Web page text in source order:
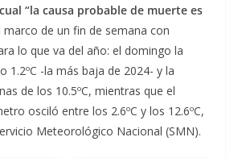
“la causa probable de muerte es
marco de un fin de semana con
lo que va del año: el domingo la
1.2ºC -la más baja de 2024- y la
de los 10.5ºC, mientras que el
osciló entre los 2.6ºC y los 12.6ºC,
Meteorológico Nacional (SMN).